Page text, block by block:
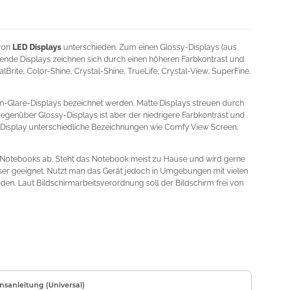
LED Displays unterschieden. Zum einen Glossy-Displays (aus
Displays zeichnen sich durch einen höheren Farbkontrast und
Color-Shine, Crystal-Shine, TrueLife, Crystal-View, SuperFine,
Displays bezeichnet werden. Matte Displays streuen durch
Glossy-Displays ist aber der niedrigere Farbkontrast und
unterschiedliche Bezeichnungen wie Comfy View Screen,
ab. Steht das Notebook meist zu Hause und wird gerne
geeignet. Nutzt man das Gerät jedoch in Umgebungen mit vielen
Laut Bildschirmarbeitsverordnung soll der Bildschirm frei von
(Universal)